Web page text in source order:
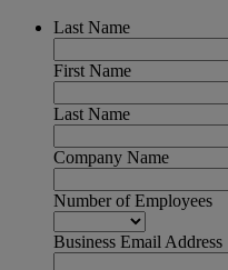
Last Name
First Name
Last Name
Company Name
Number of Employees
Business Email Address